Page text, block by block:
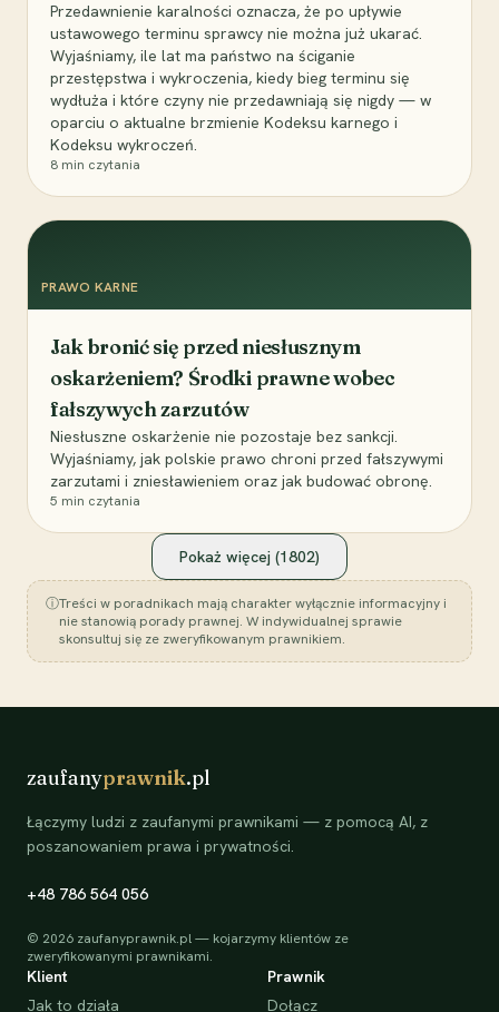
Przedawnienie karalności oznacza, że po upływie
ustawowego terminu sprawcy nie można już ukarać.
Wyjaśniamy, ile lat ma państwo na ściganie
przestępstwa i wykroczenia, kiedy bieg terminu się
wydłuża i które czyny nie przedawniają się nigdy — w
oparciu o aktualne brzmienie Kodeksu karnego i
Kodeksu wykroczeń.
8 min czytania
PRAWO KARNE
Jak bronić się przed niesłusznym
oskarżeniem? Środki prawne wobec
fałszywych zarzutów
Niesłuszne oskarżenie nie pozostaje bez sankcji.
Wyjaśniamy, jak polskie prawo chroni przed fałszywymi
zarzutami i zniesławieniem oraz jak budować obronę.
5 min czytania
Pokaż więcej (1802)
ⓘTreści w poradnikach mają charakter wyłącznie informacyjny i
nie stanowią porady prawnej. W indywidualnej sprawie
skonsultuj się ze zweryfikowanym prawnikiem.
zaufanyprawnik.pl
Łączymy ludzi z zaufanymi prawnikami — z pomocą AI, z
poszanowaniem prawa i prywatności.
+48 786 564 056
© 2026 zaufanyprawnik.pl — kojarzymy klientów ze
zweryfikowanymi prawnikami.
Klient
Jak to działa
Prawnik
Dołącz